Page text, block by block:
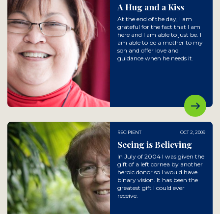
A Hug and a Kiss
At the end of the day, I am
grateful for the fact that I am
here and I am able to just be. I
am able to be a mother to my
son and offer love and
guidance when he needs it.
RECIPIENT OCT 2, 2009
Seeing is Believing
In July of 2004 I was given the
gift of a left cornea by another
heroic donor so I would have
binary vision. It has been the
greatest gift I could ever
receive.